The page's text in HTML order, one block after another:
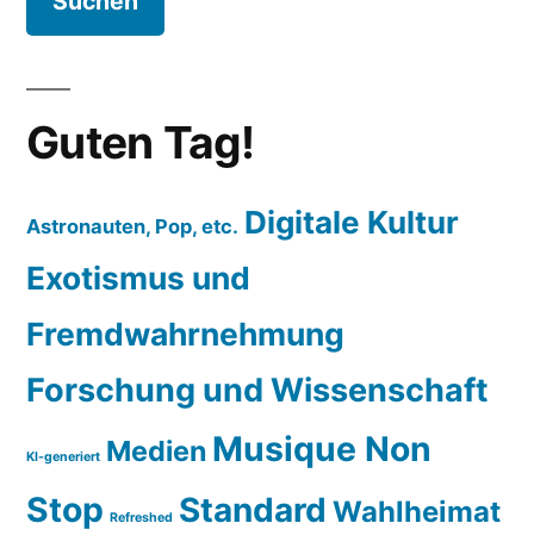
Guten Tag!
Astronauten, Pop, etc. Digitale Kultur
Exotismus und
Fremdwahrnehmung
Forschung und Wissenschaft
KI-generiert Medien Musique Non
Stop Refreshed Standard Wahlheimat